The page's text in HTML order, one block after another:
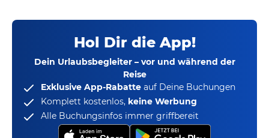
Hol Dir die App!
Dein Urlaubsbegleiter – vor und während der
Reise
Exklusive App-Rabatte auf Deine Buchungen
Komplett kostenlos, keine Werbung
Alle Buchungsinfos immer griffbereit